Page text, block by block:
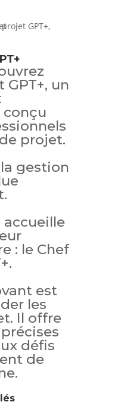
GPT+, un
projet.
gestion
accueille
: le Chef
est
les
Il offre
défis
de